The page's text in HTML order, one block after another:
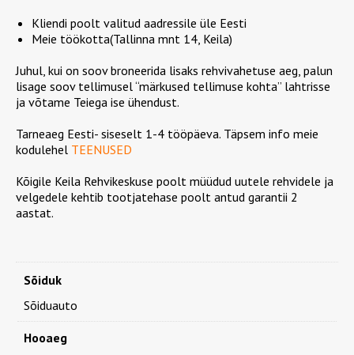
Kliendi poolt valitud aadressile üle Eesti
Meie töökotta(Tallinna mnt 14, Keila)
Juhul, kui on soov broneerida lisaks rehvivahetuse aeg, palun
lisage soov tellimusel “märkused tellimuse kohta” lahtrisse
ja võtame Teiega ise ühendust.
Tarneaeg Eesti- siseselt 1-4 tööpäeva. Täpsem info meie
kodulehel TEENUSED
Kõigile Keila Rehvikeskuse poolt müüdud uutele rehvidele ja
velgedele kehtib tootjatehase poolt antud garantii 2
aastat.
Sõiduk
Sõiduauto
Hooaeg